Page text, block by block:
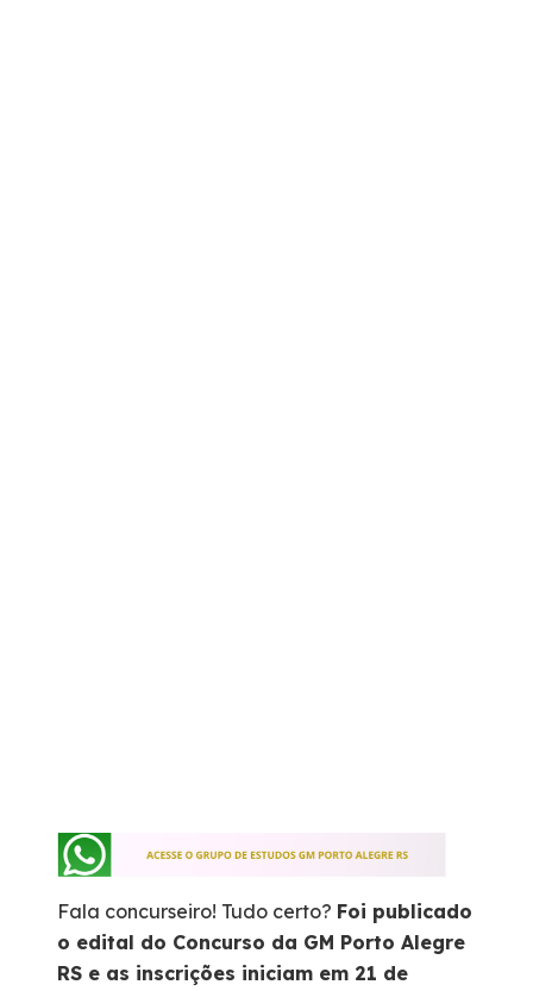
Fala concurseiro! Tudo certo? Foi publicado
o edital do Concurso da GM Porto Alegre
RS e as inscrições iniciam em 21 de